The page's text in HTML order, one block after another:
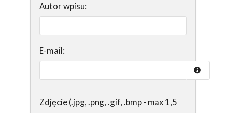
Autor wpisu:
E-mail:
Zdjęcie (.jpg, .png, .gif, .bmp - max 1,5